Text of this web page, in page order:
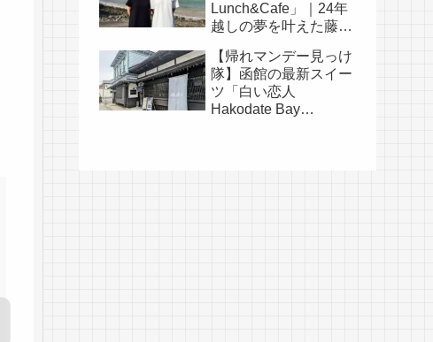
Lunch&Cafe」｜24年
越しの夢を叶えた藤田
【帰れマンデー見っけ
隊】函館の最新スイー
ツ「白い恋人
Hakodate Bay